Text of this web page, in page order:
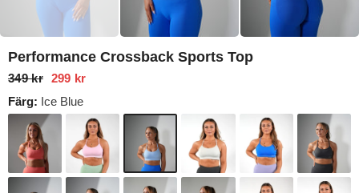
Performance Crossback Sports Top
349 kr 299 kr
Färg: Ice Blue